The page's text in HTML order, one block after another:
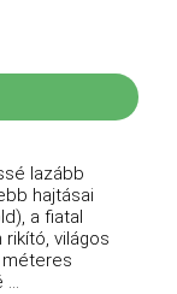
lazább
hajtásai
a fiatal
világos
méteres